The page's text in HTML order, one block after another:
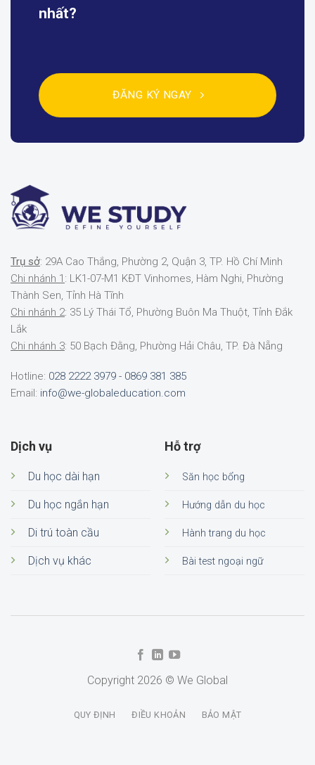
nhất?
ĐĂNG KÝ NGAY
Trụ sở: 29A Cao Thắng, Phường 2, Quận 3, TP. Hồ Chí Minh
Chi nhánh 1 : LK1-07-M1 KĐT Vinhomes, Hàm Nghi, Phường
Thành Sen, Tỉnh Hà Tĩnh
Chi nhánh 2: 35 Lý Thái Tổ, Phường Buôn Ma Thuột, Tỉnh Đắk
Lắk
Chi nhánh 3: 50 Bạch Đằng, Phường Hải Châu, TP. Đà Nẵng
Hotline: 028 2222 3979 - 0869 381 385
Email: info@we-globaleducation.com
Dịch vụ
Du học dài hạn
Du học ngắn hạn
Di trú toàn cầu
Dịch vụ khác
Hỗ trợ
Săn học bổng
Hướng dẫn du học
Hành trang du học
Bài test ngoại ngữ
Copyright 2026 © We Global
QUY ĐỊNH ĐIỀU KHOẢN BẢO MẬT